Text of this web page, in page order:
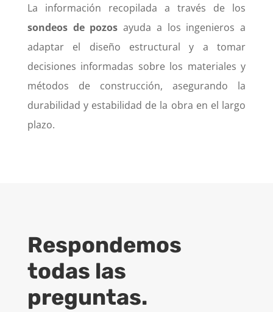
La información recopilada a través de los
sondeos de pozos ayuda a los ingenieros a
adaptar el diseño estructural y a tomar
decisiones informadas sobre los materiales y
métodos de construcción, asegurando la
durabilidad y estabilidad de la obra en el largo
plazo.
Respondemos
todas las
preguntas.